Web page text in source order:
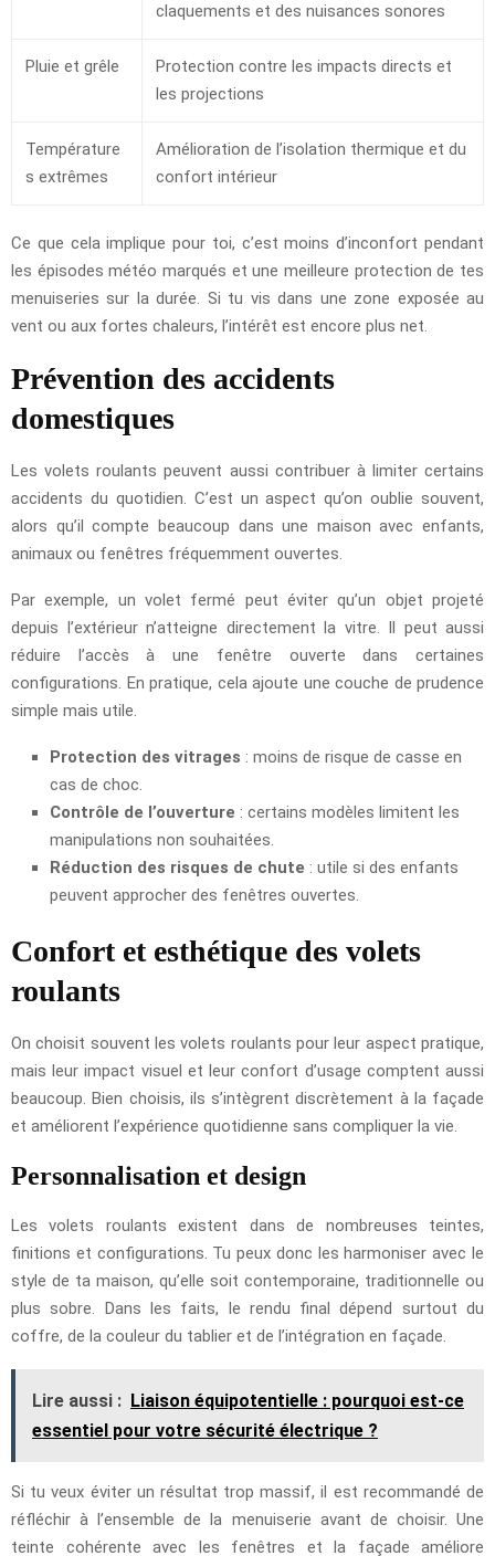
claquements et des nuisances sonores
Pluie et grêle
Protection contre les impacts directs et
les projections
Température
s extrêmes
Amélioration de l’isolation thermique et du
confort intérieur
Ce que cela implique pour toi, c’est moins d’inconfort pendant
les épisodes météo marqués et une meilleure protection de tes
menuiseries sur la durée. Si tu vis dans une zone exposée au
vent ou aux fortes chaleurs, l’intérêt est encore plus net.
Prévention des accidents
domestiques
Les volets roulants peuvent aussi contribuer à limiter certains
accidents du quotidien. C’est un aspect qu’on oublie souvent,
alors qu’il compte beaucoup dans une maison avec enfants,
animaux ou fenêtres fréquemment ouvertes.
Par exemple, un volet fermé peut éviter qu’un objet projeté
depuis l’extérieur n’atteigne directement la vitre. Il peut aussi
réduire l’accès à une fenêtre ouverte dans certaines
configurations. En pratique, cela ajoute une couche de prudence
simple mais utile.
Protection des vitrages : moins de risque de casse en
cas de choc.
Contrôle de l’ouverture : certains modèles limitent les
manipulations non souhaitées.
Réduction des risques de chute : utile si des enfants
peuvent approcher des fenêtres ouvertes.
Confort et esthétique des volets
roulants
On choisit souvent les volets roulants pour leur aspect pratique,
mais leur impact visuel et leur confort d’usage comptent aussi
beaucoup. Bien choisis, ils s’intègrent discrètement à la façade
et améliorent l’expérience quotidienne sans compliquer la vie.
Personnalisation et design
Les volets roulants existent dans de nombreuses teintes,
finitions et configurations. Tu peux donc les harmoniser avec le
style de ta maison, qu’elle soit contemporaine, traditionnelle ou
plus sobre. Dans les faits, le rendu final dépend surtout du
coffre, de la couleur du tablier et de l’intégration en façade.
Lire aussi : Liaison équipotentielle : pourquoi est-ce
essentiel pour votre sécurité électrique ?
Si tu veux éviter un résultat trop massif, il est recommandé de
réfléchir à l’ensemble de la menuiserie avant de choisir. Une
teinte cohérente avec les fenêtres et la façade améliore